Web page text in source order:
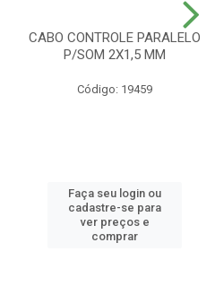
CABO CONTROLE PARALELO
P/SOM 2X1,5 MM
Código: 19459
Faça seu login ou
cadastre-se para
ver preços e
comprar